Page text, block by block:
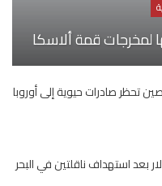
قمة ألاسكا
تحظر صادرات حيوية إلى أوروبا
تجاوز 100 دولار بعد استهداف ناقلتين في البحر